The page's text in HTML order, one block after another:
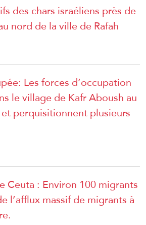
des chars israéliens près de
nord de la ville de Rafah
Les forces d’occupation
le village de Kafr Aboush au
perquisitionnent plusieurs
Ceuta : Environ 100 migrants
l’afflux massif de migrants à